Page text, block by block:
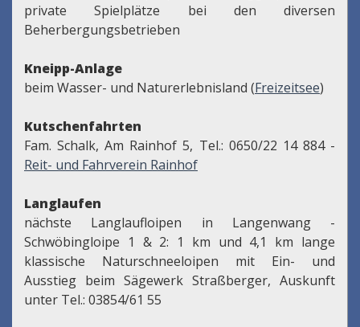
private Spielplätze bei den diversen
Beherbergungsbetrieben
Kneipp-Anlage
beim Wasser- und Naturerlebnisland (Freizeitsee)
Kutschenfahrten
Fam. Schalk, Am Rainhof 5, Tel.: 0650/22 14 884 -
Reit- und Fahrverein Rainhof
Langlaufen
nächste Langlaufloipen in Langenwang -
Schwöbingloipe 1 & 2: 1 km und 4,1 km lange
klassische Naturschneeloipen mit Ein- und
Ausstieg beim Sägewerk Straßberger, Auskunft
unter Tel.: 03854/61 55